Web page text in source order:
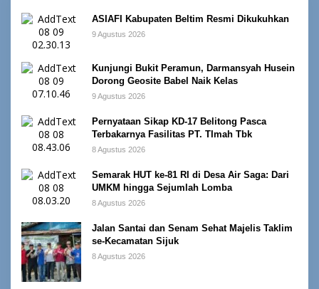
ASIAFI Kabupaten Beltim Resmi Dikukuhkan
9 Agustus 2026
Kunjungi Bukit Peramun, Darmansyah Husein
Dorong Geosite Babel Naik Kelas
9 Agustus 2026
Pernyataan Sikap KD-17 Belitong Pasca
Terbakarnya Fasilitas PT. TImah Tbk
8 Agustus 2026
Semarak HUT ke-81 RI di Desa Air Saga: Dari
UMKM hingga Sejumlah Lomba
8 Agustus 2026
Jalan Santai dan Senam Sehat Majelis Taklim
se-Kecamatan Sijuk
8 Agustus 2026